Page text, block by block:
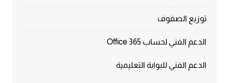
توزيع الصفوف
الدعم الفني لحساب Office 365
الدعم الفني للبوابة التعليمية